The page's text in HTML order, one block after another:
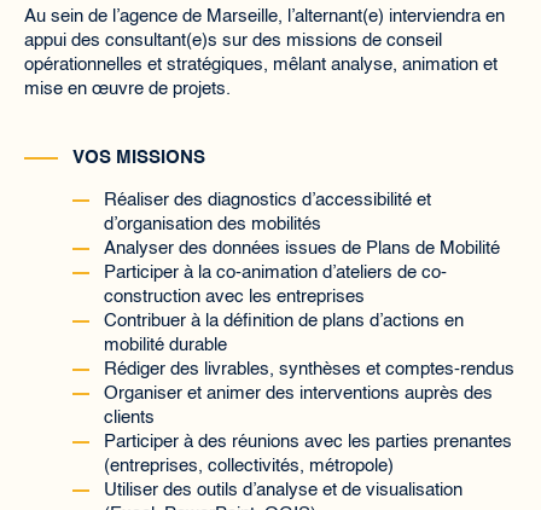
Au sein de l’agence de Marseille, l’alternant(e) interviendra en
appui des consultant(e)s sur des missions de conseil
opérationnelles et stratégiques, mêlant analyse, animation et
mise en œuvre de projets.
VOS MISSIONS
Réaliser des diagnostics d’accessibilité et
d’organisation des mobilités
Analyser des données issues de Plans de Mobilité
Participer à la co-animation d’ateliers de co-
construction avec les entreprises
Contribuer à la définition de plans d’actions en
mobilité durable
Rédiger des livrables, synthèses et comptes-rendus
Organiser et animer des interventions auprès des
clients
Participer à des réunions avec les parties prenantes
(entreprises, collectivités, métropole)
Utiliser des outils d’analyse et de visualisation